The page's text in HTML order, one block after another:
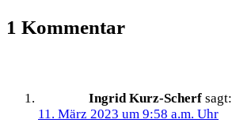
1 Kommentar
Ingrid Kurz-Scherf sagt:
11. März 2023 um 9:58 a.m. Uhr